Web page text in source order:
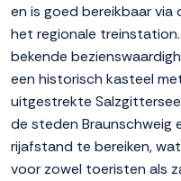
en is goed bereikbaar via
het regionale
bekende
een historisch kasteel
uitgestrekte
de steden Braunschweig
rijafstand te bereiken,
voor zowel toeristen als